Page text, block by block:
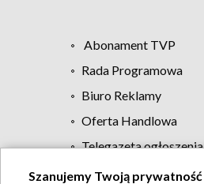
Abonament TVP
Rada Programowa
Biuro Reklamy
Oferta Handlowa
Telegazeta ogłoszenia
Szanujemy Twoją prywatność